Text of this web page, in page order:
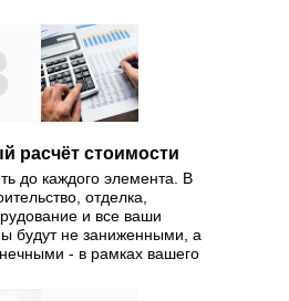
Значимость этих проблем
представляет собой
же консультация с широким
расчёт стоимости
до каждого элемента. В
отделка,
и все ваши
будут не заниженными, а
- в рамках вашего